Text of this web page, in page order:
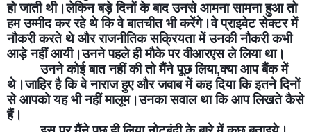
हो जाती थी।लेकिन बड़े दिनों के बाद उनसे आमना सामना हुआ तो
हम उम्मीद कर रहे थे कि वे बातचीत भी करेंगे।वे प्राइवेट सेक्टर में
नौकरी करते थे और राजनीतिक सक्रियता में उनकी नौकरी कभी
आड़े नहीं आयी।उनने पहले ही मौके पर वीआरएस ले लिया था।
उनने कोई बात नहीं की तो मैंने पूछ लिया,क्या आप बैंक में
थे।जाहिर है कि वे नाराज हुए और जवाब में कह दिया कि इतने दिनों
से आपको यह भी नहीं मालूम।उनका सवाल था कि आप लिखते कैसे
हैं।